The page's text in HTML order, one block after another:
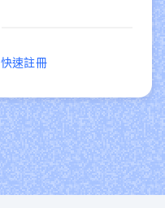
快速註冊